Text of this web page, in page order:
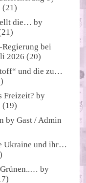
(21)
die… by
Regierung bei
2026 (20)
und die zu…
Freizeit? by
(19)
byGast / Admin
Ukraine und ihr…
by